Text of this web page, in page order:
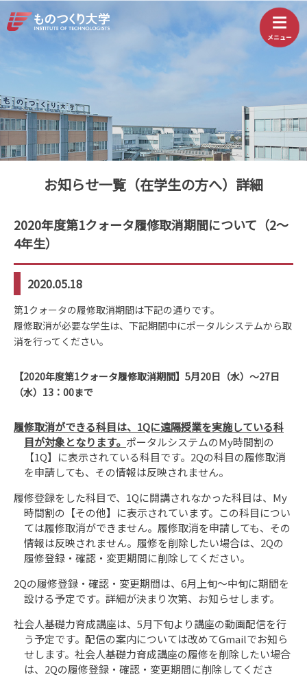
お知らせ一覧（在学生の方へ）詳細
2020年度第1クォータ履修取消期間について（2～
4年生）
2020.05.18
第1クォータの履修取消期間は下記の通りです。
履修取消が必要な学生は、下記期間中にポータルシステムから取
消を行ってください。
【2020年度第1クォータ履修取消期間】5月20日（水）～27日
（水）13：00まで
履修取消ができる科目は、1Qに遠隔授業を実施している科
目が対象となります。 ポータルシステムのMy時間割の
【1Q】に表示されている科目です。2Qの科目の履修取消
を申請しても、その情報は反映されません。
履修登録をした科目で、1Qに開講されなかった科目は、My
時間割の【その他】に表示されています。この科目につい
ては履修取消ができません。履修取消を申請しても、その
情報は反映されません。履修を削除したい場合は、2Qの
履修登録・確認・変更期間に削除してください。
2Qの履修登録・確認・変更期間は、6月上旬～中旬に期間を
設ける予定です。詳細が決まり次第、お知らせします。
社会人基礎力育成講座は、5月下旬より講座の動画配信を行
う予定です。配信の案内については改めてGmailでお知ら
せします。社会人基礎力育成講座の履修を削除したい場合
は、2Qの履修登録・確認・変更期間に削除してくださ